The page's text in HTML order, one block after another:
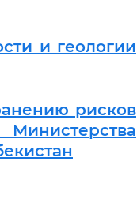
и геологии
рисков